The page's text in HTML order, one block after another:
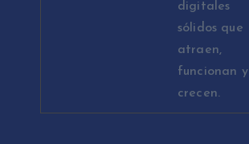
digitales
sólidos que
atraen,
funcionan y
crecen.